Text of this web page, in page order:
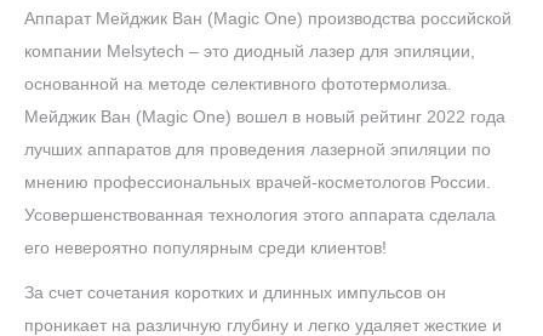
Аппарат Мейджик Ван (Magic One) производства российской
компании Melsytech – это диодный лазер для эпиляции,
основанной на методе селективного фототермолиза.
Мейджик Ван (Magic One) вошел в новый рейтинг 2022 года
лучших аппаратов для проведения лазерной эпиляции по
мнению профессиональных врачей-косметологов России.
Усовершенствованная технология этого аппарата сделала
его невероятно популярным среди клиентов!
За счет сочетания коротких и длинных импульсов он
проникает на различную глубину и легко удаляет жесткие и